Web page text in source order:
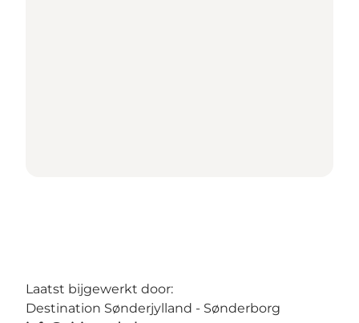
Laatst bijgewerkt door:
Destination Sønderjylland - Sønderborg